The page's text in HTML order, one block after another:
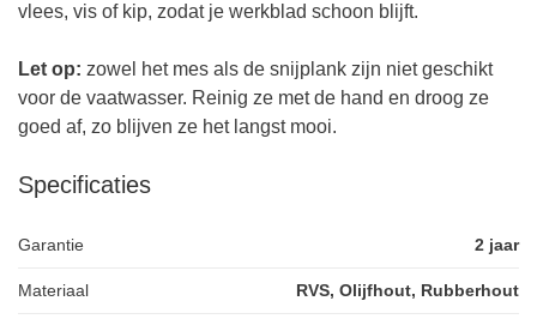
vlees, vis of kip, zodat je werkblad schoon blijft.
Let op: zowel het mes als de snijplank zijn niet geschikt
voor de vaatwasser. Reinig ze met de hand en droog ze
goed af, zo blijven ze het langst mooi.
Specificaties
Garantie 2 jaar
Materiaal RVS, Olijfhout, Rubberhout